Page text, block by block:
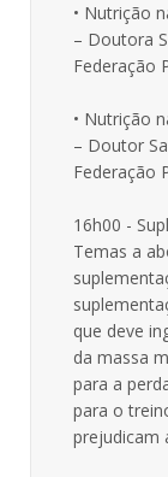
• Nutrição
– Doutora
Federação
• Nutrição
– Doutor
Federação
16h00 -
Temas a
que deve
da massa
para a
para o
prejudicam